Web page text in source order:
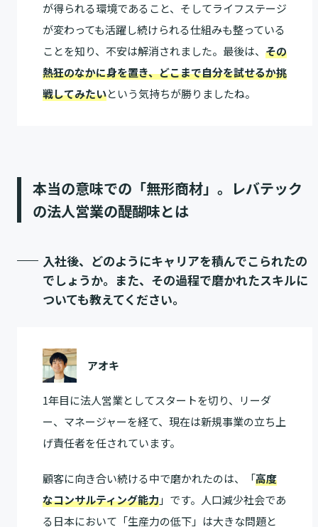
が得られる環境であること、そしてライフステージ
が変わっても活躍し続けられる仕組みも整っている
ことを知り、不安は解消されました。最後は、 その
熱狂のなかに身を置き、どこまで自分を試せるか挑
戦してみたいという気持ちが勝りましたね。
本当の意味での「無形商材」。レバテック
の法人営業の醍醐味とは
入社後、どのようにキャリアを積んでこられたの
でしょうか。また、その過程で磨かれたスキルに
ついても教えてください。
アオキ
1年目に法人営業としてスタートを切り、リーダ
ー、マネージャーを経て、現在は新規事業の立ち上
げ責任者を任されています。
顧客に向き合い続ける中で磨かれたのは、「高度
なコンサルティング能力」です。人口減少社会であ
る日本において「生産力の低下」は大きな問題と